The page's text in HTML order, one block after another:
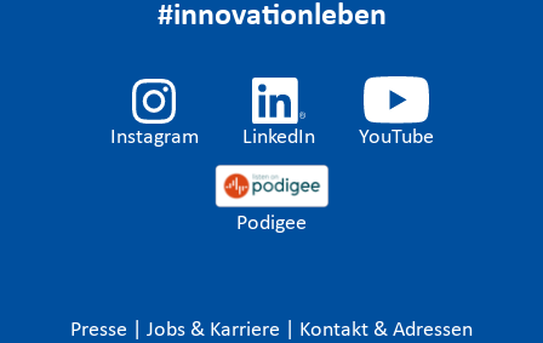
#innovationleben
Instagram LinkedIn YouTube
Podigee
Presse Jobs & Karriere
Kontakt & Adressen